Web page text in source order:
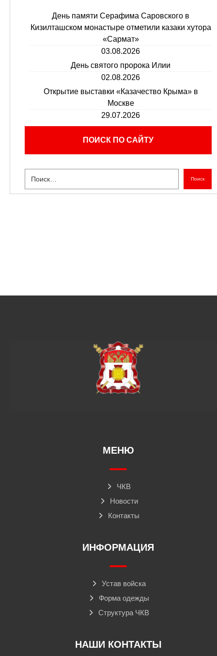
День памяти Серафима Саровского в
Кизилташском монастыре отметили казаки хутора
«Сармат»
03.08.2026
День святого пророка Илии
02.08.2026
Открытие выставки «Казачество Крыма» в
Москве
29.07.2026
ПОИСК ПО САЙТУ
Поиск
МЕНЮ
ЧКВ
Новости
Контакты
ИНФОРМАЦИЯ
Устав войска
Форма одежды
Структура ЧКВ
НАШИ КОНТАКТЫ